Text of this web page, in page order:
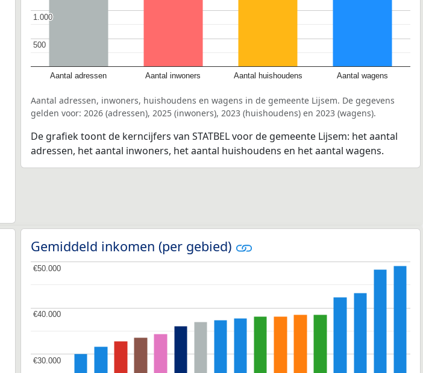
Aantal adressen Aantal inwoners Aantal huishoudens Aantal wagens
500
500
1.000
1.000
Aantal adressen, inwoners, huishoudens en wagens in de gemeente Lijsem. De gegevens
gelden voor: 2026 (adressen), 2025 (inwoners), 2023 (huishoudens) en 2023 (wagens).
De grafiek toont de kerncijfers van STATBEL voor de gemeente Lijsem: het aantal
adressen, het aantal inwoners, het aantal huishoudens en het aantal wagens.
Gemiddeld inkomen (per gebied)
€30.000
€30.000
€40.000
€40.000
€50.000
€50.000